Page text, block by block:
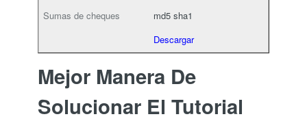
md5 sha1
Descargar
Mejor Manera De
Solucionar El Tutorial